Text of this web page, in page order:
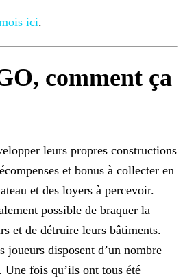
ici.
comment ça
leurs propres constructions
et bonus à collecter en
et des loyers à percevoir.
possible de braquer la
et de détruire leurs bâtiments.
disposent d’un nombre
Une fois qu’ils ont tous été